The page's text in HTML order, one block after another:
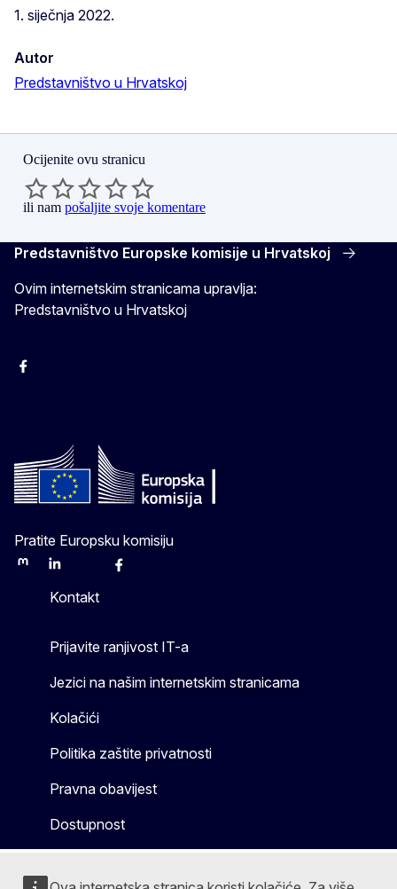
1. siječnja 2022.
Autor
Predstavništvo u Hrvatskoj
Ocijenite ovu stranicu
ili nam pošaljite svoje komentare
Predstavništvo Europske komisije u Hrvatskoj
Ovim internetskim stranicama upravlja:
Predstavništvo u Hrvatskoj
Facebook
Pratite Europsku komisiju
MastodonLinkedInBlueskyFacebook
Kontakt
Prijavite ranjivost IT-a
Jezici na našim internetskim stranicama
Kolačići
Politika zaštite privatnosti
Pravna obavijest
Dostupnost